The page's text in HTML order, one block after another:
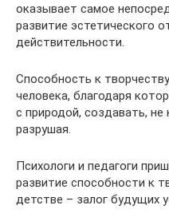
оказывает самое
развитие эстетического
действительности.
Способность к
человека, благодаря
с природой, создавать,
разрушая.
Психологи и педагоги
развитие способности к
детстве – залог будущих